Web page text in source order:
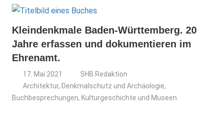
Kleindenkmale Baden-Württemberg. 20
Jahre erfassen und dokumentieren im
Ehrenamt.
17. Mai 2021
SHB Redaktion
Architektur, Denkmalschutz und Archäologie,
Buchbesprechungen, Kulturgeschichte und Museen